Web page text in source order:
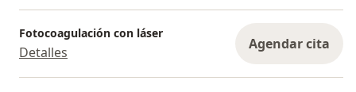
Fotocoagulación con láser
Detalles Agendar cita